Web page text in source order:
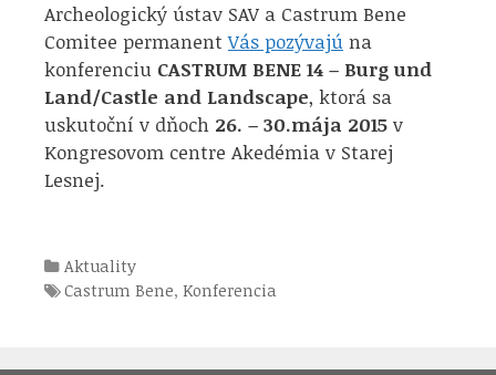
Archeologický ústav SAV a Castrum Bene
Comitee permanentVás pozývajú na
konferenciu CASTRUM BENE 14 – Burg und
Land/Castle and Landscape, ktorá sa
uskutoční v dňoch 26. – 30.mája 2015 v
Kongresovom centre Akedémia v Starej
Lesnej.
Kategórie
Aktuality
Štítky
Castrum Bene, Konferencia